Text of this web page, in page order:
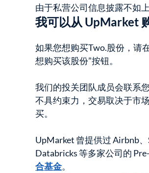
由于私营公司信息披露不如
我可以从 UpMarket
如果您想购买Two.股份，请
想购买该股份”按钮。
我们的投关团队成员会联系
不具约束力，交易取决于市
买。
UpMarket 曾提供过 Airbnb、
Databricks 等多家公司的
合基金。